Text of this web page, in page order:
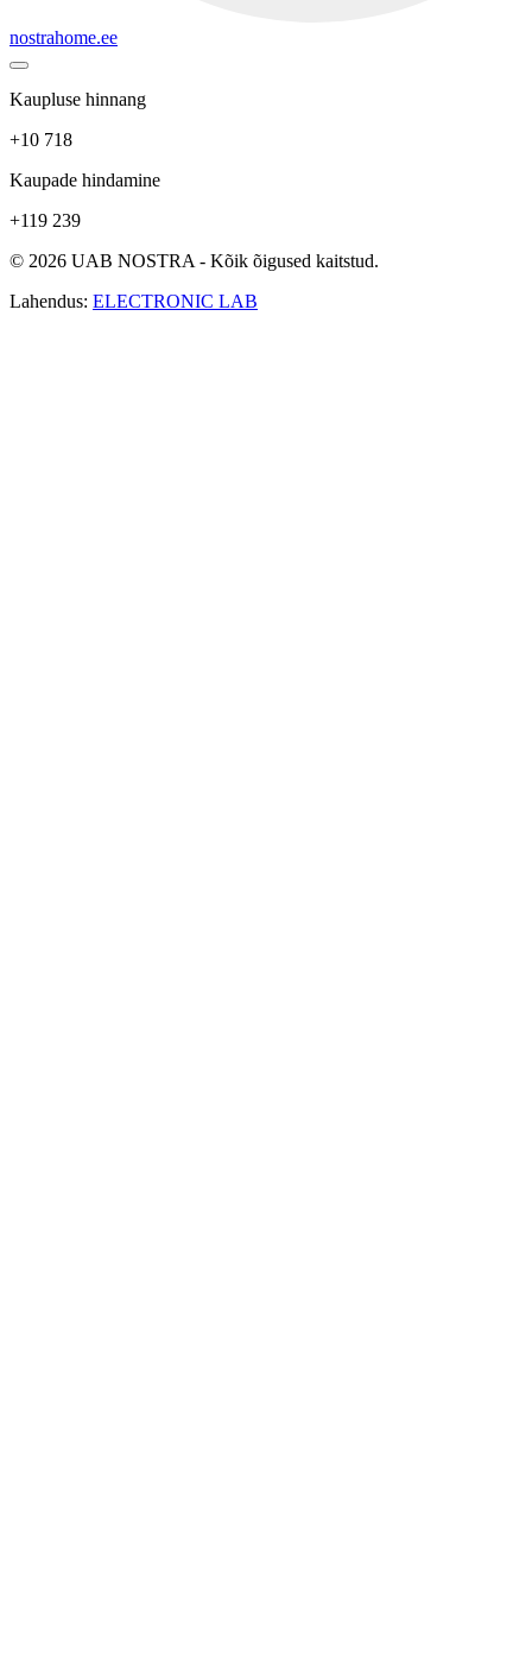
nostrahome.ee
Kaupluse hinnang
+10 718
Kaupade hindamine
+119 239
© 2026 UAB NOSTRA - Kõik õigused kaitstud.
Lahendus: ELECTRONIC LAB